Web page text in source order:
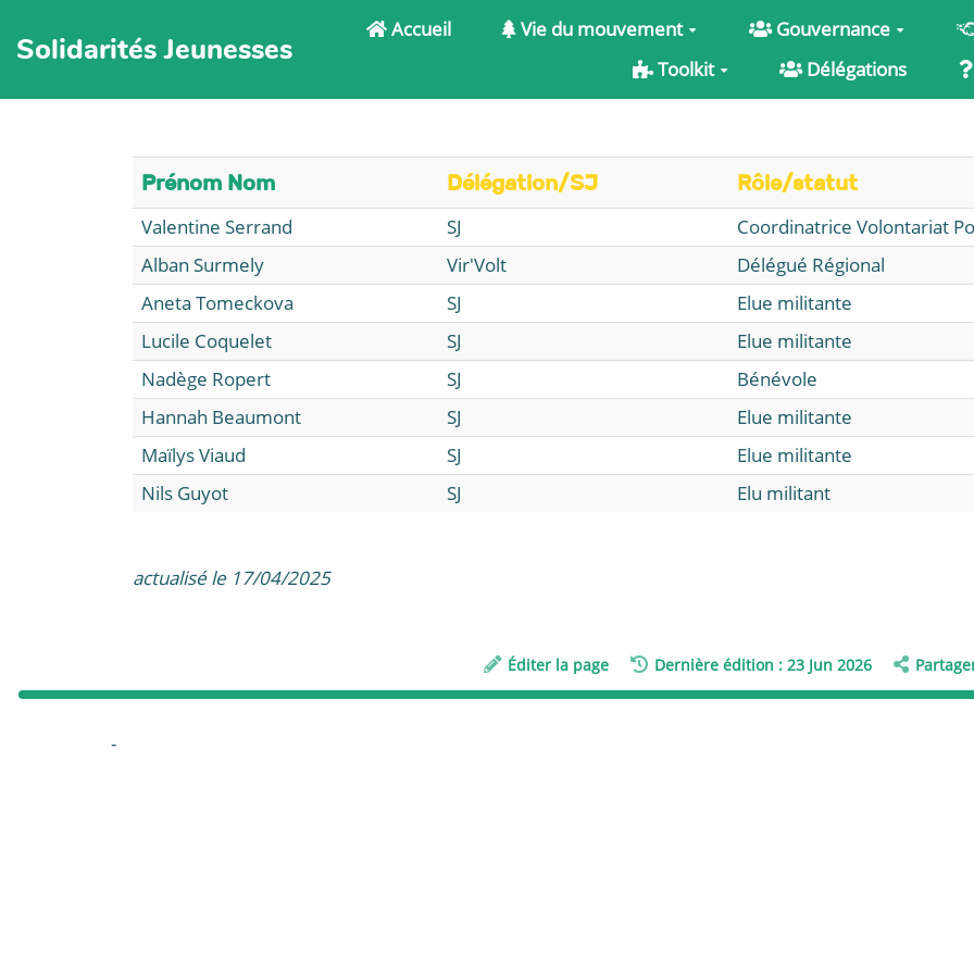
Solidarités Jeunesses
Accueil Vie du mouvement
Gouvernance
Toolkit
Délégations
Prénom Nom Délégation/SJ Rôle/statut
Valentine Serrand SJ
Coordinatrice Volontariat
Alban Surmely
Vir'Volt
Délégué Régional
Aneta Tomeckova
SJ
Elue militante
Lucile Coquelet
SJ
Elue militante
Nadège Ropert
SJ
Bénévole
Hannah Beaumont
SJ
Elue militante
Maïlys Viaud
SJ
Elue militante
Nils Guyot
SJ Elu militant
actualisé le 17/04/2025
Éditer la page Dernière édition : 23 Jun 2026
-